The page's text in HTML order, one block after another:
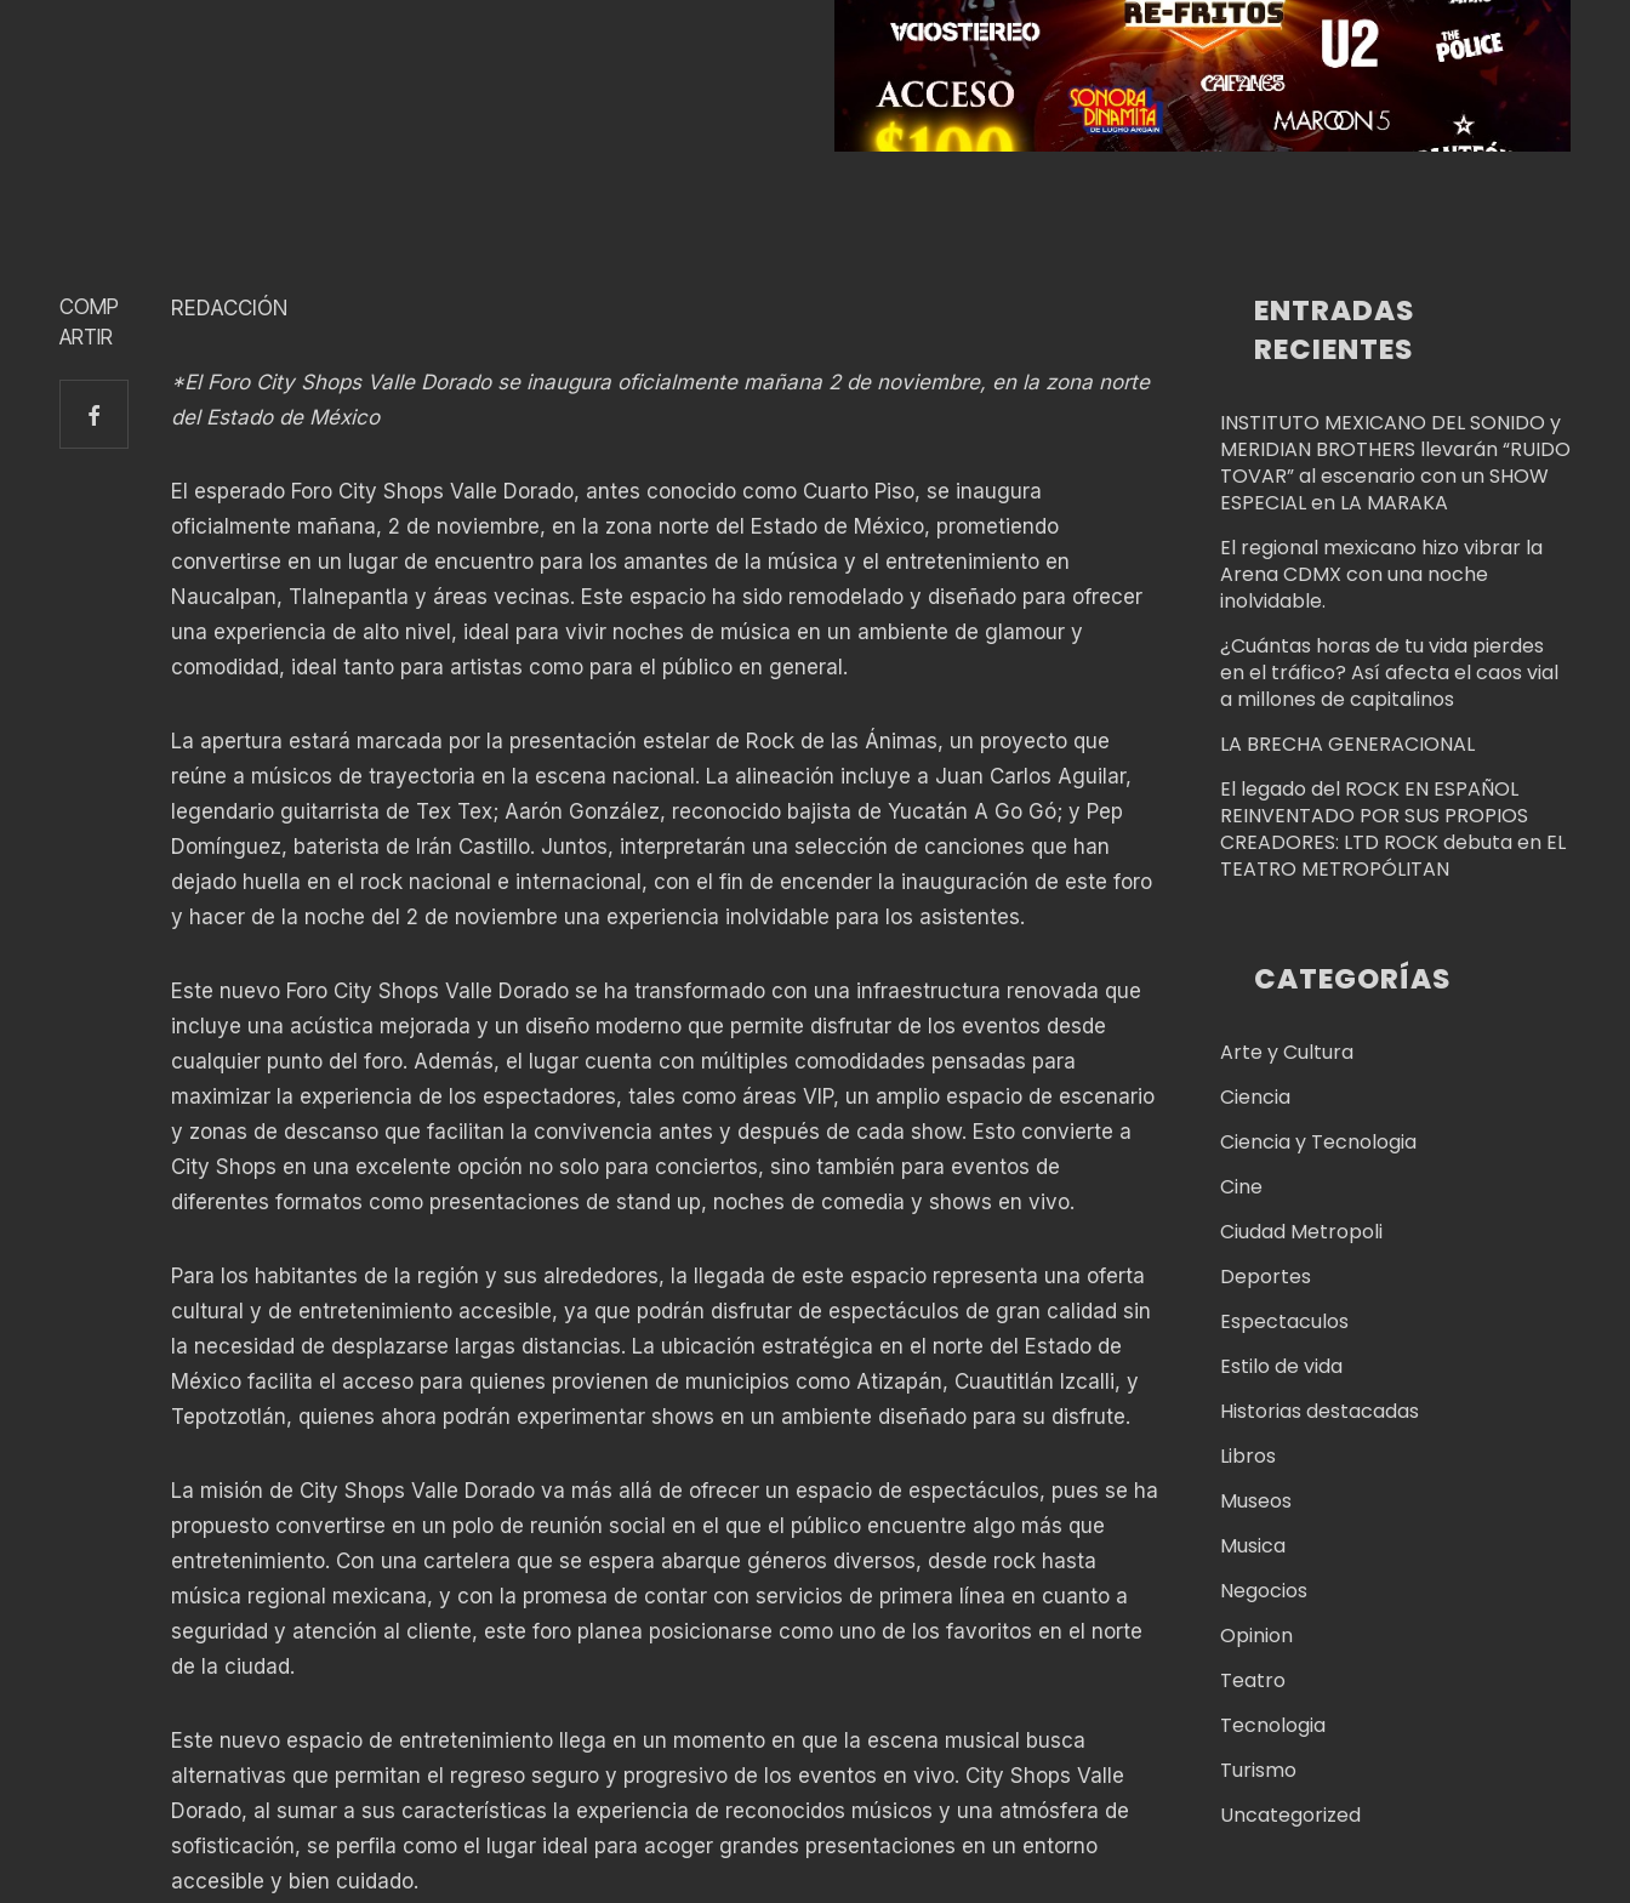
COMP
ARTIR
REDACCIÓN
*El Foro City Shops Valle Dorado se inaugura oficialmente mañana 2 de noviembre, en la zona norte
del Estado de México
El esperado Foro City Shops Valle Dorado, antes conocido como Cuarto Piso, se inaugura
oficialmente mañana, 2 de noviembre, en la zona norte del Estado de México, prometiendo
convertirse en un lugar de encuentro para los amantes de la música y el entretenimiento en
Naucalpan, Tlalnepantla y áreas vecinas. Este espacio ha sido remodelado y diseñado para ofrecer
una experiencia de alto nivel, ideal para vivir noches de música en un ambiente de glamour y
comodidad, ideal tanto para artistas como para el público en general.
La apertura estará marcada por la presentación estelar de Rock de las Ánimas, un proyecto que
reúne a músicos de trayectoria en la escena nacional. La alineación incluye a Juan Carlos Aguilar,
legendario guitarrista de Tex Tex; Aarón González, reconocido bajista de Yucatán A Go Gó; y Pep
Domínguez, baterista de Irán Castillo. Juntos, interpretarán una selección de canciones que han
dejado huella en el rock nacional e internacional, con el fin de encender la inauguración de este foro
y hacer de la noche del 2 de noviembre una experiencia inolvidable para los asistentes.
Este nuevo Foro City Shops Valle Dorado se ha transformado con una infraestructura renovada que
incluye una acústica mejorada y un diseño moderno que permite disfrutar de los eventos desde
cualquier punto del foro. Además, el lugar cuenta con múltiples comodidades pensadas para
maximizar la experiencia de los espectadores, tales como áreas VIP, un amplio espacio de escenario
y zonas de descanso que facilitan la convivencia antes y después de cada show. Esto convierte a
City Shops en una excelente opción no solo para conciertos, sino también para eventos de
diferentes formatos como presentaciones de stand up, noches de comedia y shows en vivo.
Para los habitantes de la región y sus alrededores, la llegada de este espacio representa una oferta
cultural y de entretenimiento accesible, ya que podrán disfrutar de espectáculos de gran calidad sin
la necesidad de desplazarse largas distancias. La ubicación estratégica en el norte del Estado de
México facilita el acceso para quienes provienen de municipios como Atizapán, Cuautitlán Izcalli, y
Tepotzotlán, quienes ahora podrán experimentar shows en un ambiente diseñado para su disfrute.
La misión de City Shops Valle Dorado va más allá de ofrecer un espacio de espectáculos, pues se ha
propuesto convertirse en un polo de reunión social en el que el público encuentre algo más que
entretenimiento. Con una cartelera que se espera abarque géneros diversos, desde rock hasta
música regional mexicana, y con la promesa de contar con servicios de primera línea en cuanto a
seguridad y atención al cliente, este foro planea posicionarse como uno de los favoritos en el norte
de la ciudad.
Este nuevo espacio de entretenimiento llega en un momento en que la escena musical busca
alternativas que permitan el regreso seguro y progresivo de los eventos en vivo. City Shops Valle
Dorado, al sumar a sus características la experiencia de reconocidos músicos y una atmósfera de
sofisticación, se perfila como el lugar ideal para acoger grandes presentaciones en un entorno
accesible y bien cuidado.
ENTRADAS
RECIENTES
INSTITUTO MEXICANO DEL SONIDO y
MERIDIAN BROTHERS llevarán “RUIDO
TOVAR” al escenario con un SHOW
ESPECIAL en LA MARAKA
El regional mexicano hizo vibrar la
Arena CDMX con una noche
inolvidable.
¿Cuántas horas de tu vida pierdes
en el tráfico? Así afecta el caos vial
a millones de capitalinos
LA BRECHA GENERACIONAL
El legado del ROCK EN ESPAÑOL
REINVENTADO POR SUS PROPIOS
CREADORES: LTD ROCK debuta en EL
TEATRO METROPÓLITAN
CATEGORÍAS
Arte y Cultura
Ciencia
Ciencia y Tecnologia
Cine
Ciudad Metropoli
Deportes
Espectaculos
Estilo de vida
Historias destacadas
Libros
Museos
Musica
Negocios
Opinion
Teatro
Tecnologia
Turismo
Uncategorized